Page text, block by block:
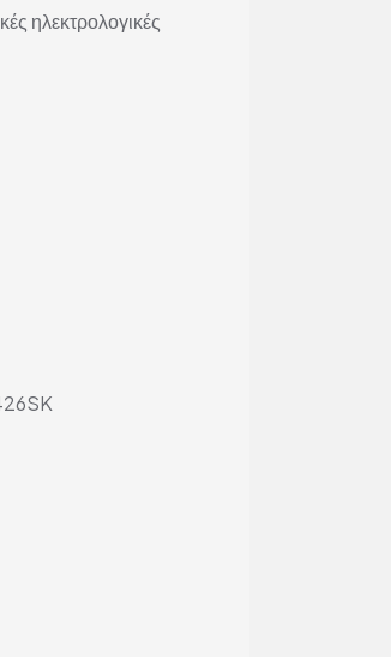
ηλεκτρολογικές